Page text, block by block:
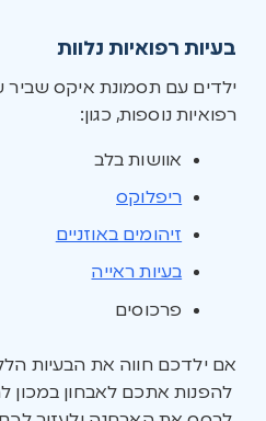
בעיות רפואיות נלוות
ילדים עם תסמונת איקס שביר
רפואיות נוספות, כגון:
אוושות בלב
ריפלוקס
זיהומים באוזניים
בעיות ראייה
פרכוסים
אם ילדכם חווה את הבעיות
להפנות אתכם לאבחון במכון